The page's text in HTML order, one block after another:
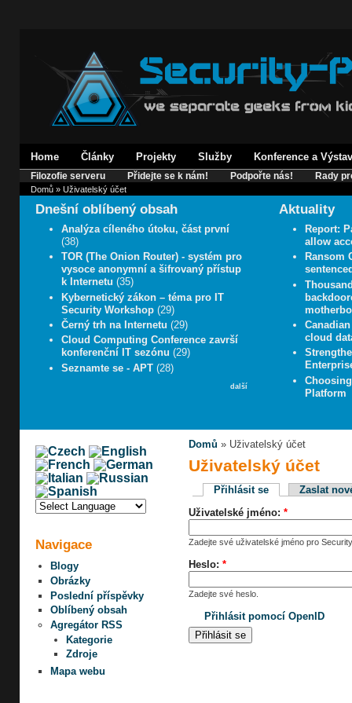
Home Články Projekty Služby Konference a
Filozofie serveru Přidejte se k nám! Podpořte nás! Rady
Domů» Uživatelský účet
Dnešní oblíbený obsah
Analýza cíleného útoku, část první
(38)
TOR (The Onion Router) - systém pro
vysoce anonymní a šifrovaný přístup
k Internetu (35)
Kybernetický zákon – téma pro IT
Security Workshop (29)
Černý trh na Internetu (29)
Cloud Computing Conference završí
konferenční IT sezónu (29)
Seznamte se - APT (28)
další
Aktuality
Report:
allow
Ransom
cloud
Platform
Navigace
Blogy
Obrázky
Poslední příspěvky
Oblíbený obsah
Agregátor RSS
Kategorie
Zdroje
Mapa webu
Domů » Uživatelský účet
Uživatelský účet
Přihlásit se
Zaslat
Uživatelské jméno: *
Zadejte své uživatelské jméno pro
Heslo: *
Zadejte své heslo.
Přihlásit pomocí OpenID